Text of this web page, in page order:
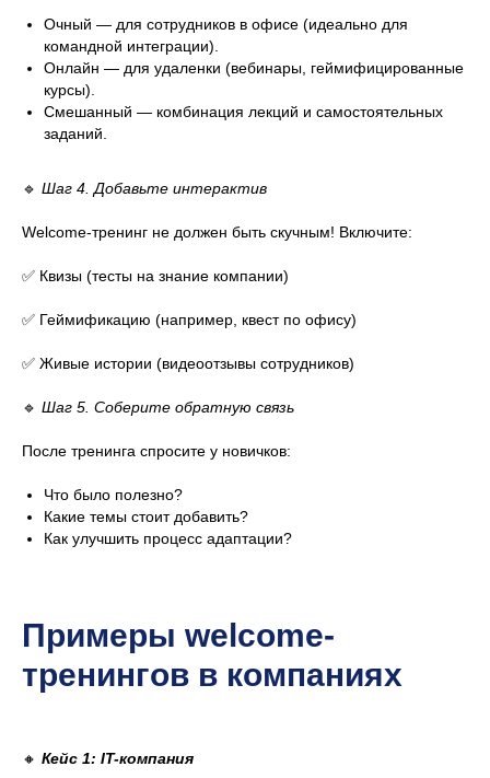
Очный — для сотрудников в офисе (идеально для
командной интеграции).
Онлайн — для удаленки (вебинары, геймифицированные
курсы).
Смешанный — комбинация лекций и самостоятельных
заданий.
🔹 Шаг 4. Добавьте интерактив
Welcome-тренинг не должен быть скучным! Включите:
✅ Квизы (тесты на знание компании)
✅ Геймификацию (например, квест по офису)
✅ Живые истории (видеоотзывы сотрудников)
🔹 Шаг 5. Соберите обратную связь
После тренинга спросите у новичков:
Что было полезно?
Какие темы стоит добавить?
Как улучшить процесс адаптации?
Примеры welcome-
тренингов в компаниях
🔸 Кейс 1: IT-компания